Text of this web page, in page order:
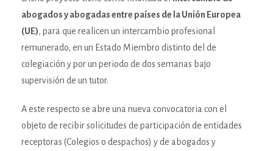
abogados y abogadas entre países de la Unión Europea
(UE), para que realicen un intercambio profesional
remunerado, en un Estado Miembro distinto del de
colegiación y por un periodo de dos semanas bajo
supervisión de un tutor.
A este respecto se abre una nueva convocatoria con el
objeto de recibir solicitudes de participación de entidades
receptoras (Colegios o despachos) y de abogados y